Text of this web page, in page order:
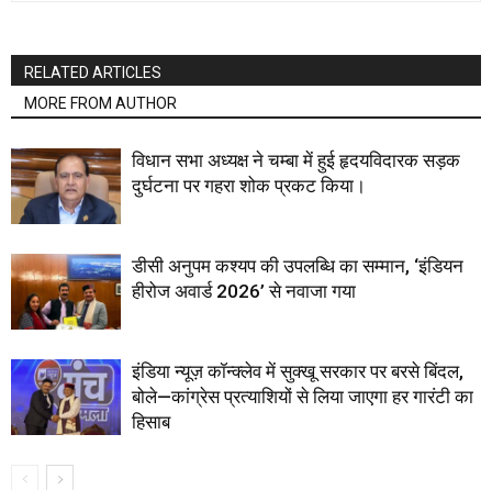
RELATED ARTICLES
MORE FROM AUTHOR
विधान सभा अध्यक्ष ने चम्बा में हुई हृदयविदारक सड़क
दुर्घटना पर गहरा शोक प्रकट किया।
डीसी अनुपम कश्यप की उपलब्धि का सम्मान, ‘इंडियन
हीरोज अवार्ड 2026’ से नवाजा गया
इंडिया न्यूज़ कॉन्क्लेव में सुक्खू सरकार पर बरसे बिंदल,
बोले—कांग्रेस प्रत्याशियों से लिया जाएगा हर गारंटी का
हिसाब